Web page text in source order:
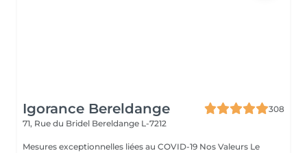
Igorance Bereldange
308
71, Rue du Bridel Bereldange L-7212
Mesures exceptionnelles liées au COVID-19 Nos Valeurs Le